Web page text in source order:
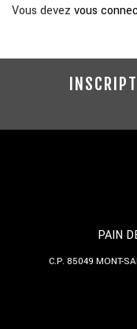
Vous devez vous
PAIN
C.P. 85049 MONT-